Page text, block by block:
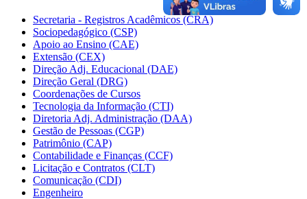
Secretaria - Registros Acadêmicos (CRA)
Sociopedagógico (CSP)
Apoio ao Ensino (CAE)
Extensão (CEX)
Direção Adj. Educacional (DAE)
Direção Geral (DRG)
Coordenações de Cursos
Tecnologia da Informação (CTI)
Diretoria Adj. Administração (DAA)
Gestão de Pessoas (CGP)
Patrimônio (CAP)
Contabilidade e Finanças (CCF)
Licitação e Contratos (CLT)
Comunicação (CDI)
Engenheiro